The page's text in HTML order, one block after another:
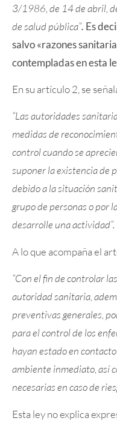
3/1986, de 14 de abril,
de salud pública”. Es
salvo «razones
contempladas en esta
En su artículo 2, se
“Las autoridades
medidas de
control cuando se
suponer la existencia de
debido a la situación
grupo de personas o por
desarrolle una actividad”.
A lo que acompaña el
“Con el fin de controlar
autoridad sanitaria,
preventivas generales,
para el control de los
hayan estado en
ambiente inmediato, así
necesarias en caso de
Esta ley no explica